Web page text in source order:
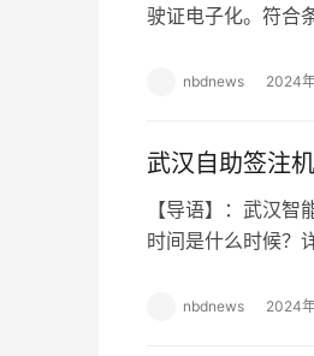
驶证电子化。符
nbdnews 2024
武汉自助签注
【导语】：武汉
时间是什么时候
nbdnews 2024